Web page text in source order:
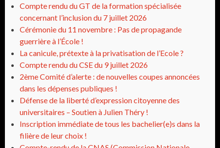
Compte rendu du GT de la formation spécialisée
concernant l’inclusion du 7 juillet 2026
Cérémonie du 11 novembre : Pas de propagande
guerrière à l’École !
La canicule, prétexte à la privatisation de l’Ecole ?
Compte rendu du CSE du 9 juillet 2026
2ème Comité d’alerte : de nouvelles coupes annoncées
dans les dépenses publiques !
Défense de la liberté d’expression citoyenne des
universitaires – Soutien à Julien Théry !
Inscription immédiate de tous les bachelier(e)s dans la
filière de leur choix !